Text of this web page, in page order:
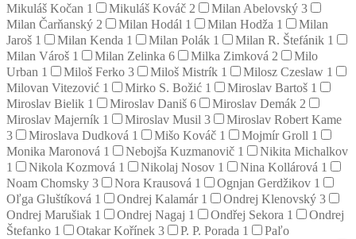
Mikuláš Kočan 1 Mikuláš Kováč 2 Milan Abelovský 3
Milan Čarňanský 2 Milan Hodál 1 Milan Hodža 1
Milan
Jaroš 1 Milan Kenda 1 Milan Polák 1 Milan R. Štefánik 1
Milan Vároš 1 Milan Zelinka 6 Milka Zimková 2
Milo
Urban 1 Miloš Ferko 3 Miloš Mistrík 1 Milosz Czeslaw 1
Milovan Vitezović 1 Mirko S. Božić 1 Miroslav Bartoš 1
Miroslav Bielik 1 Miroslav Daniš 6 Miroslav Demák 2
Miroslav Majerník 1 Miroslav Musil 3
Miroslav Robert Kame
3
Miroslava Dudková 1 Mišo Kováč 1 Mojmír Groll 1
Monika Maronová 1 Nebojša Kuzmanovič 1
Nikita Michalkov
1
Nikola Kozmová 1 Nikolaj Nosov 1 Nina Kollárová 1
Noam Chomsky 3 Nora Krausová 1 Ognjan Gerdžikov 1
Oľga Gluštíková 1 Ondrej Kalamár 1 Ondrej Klenovský 3
Ondrej Marušiak 1 Ondrej Nagaj 1 Ondřej Sekora 1
Ondrej
Štefanko 1 Otakar Kořínek 3 P. P. Porada 1
Paľo